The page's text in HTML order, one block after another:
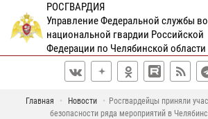
РОСГВАРДИЯ
Управление Федеральной службы
национальной гвардии Российской
Федерации по Челябинской области
Главная Новости
Росгвардейцы приняли
безопасности ряда мероприятий в